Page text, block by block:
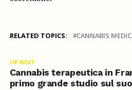
RELATED TOPICS: CANNABIS
UP NEXT
Cannabis terapeutica in
primo grande studio sul